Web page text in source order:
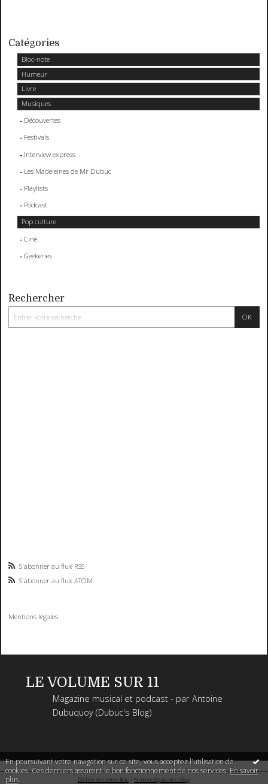
En poursuivant votre navigation sur ce site, vous acceptez l'utilisation de
cookies. Ces derniers assurent le bon fonctionnement de nos services.En savoir
plus.
Catégories
Bloc-note
Humeur
Livre
Musiques
Découvertes
Festivals
Interview express
Les Madeleines de Mr Dubuc
Playlists
Podcast
Pop culture
Ciné
Geekeries
Rechercher
S'abonner au flux RSS
S'abonner au flux ATOM
Mentions légales
LE VOLUME SUR 11
Magazine musical et podcast - par Antoine
Dubuquoy (Dubuc's Blog)
Déclarer un contenu illicite | Mentions légales de ce blog